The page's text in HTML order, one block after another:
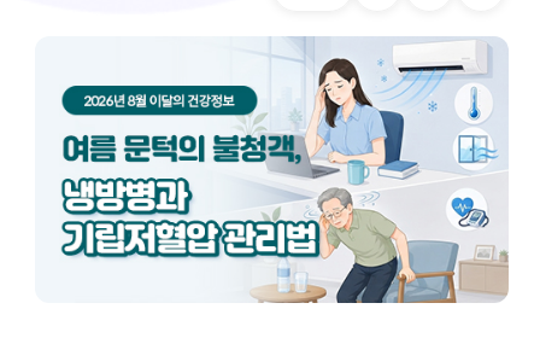
와 충분한 휴식을 통해 대부분 예방 및 관리할 수 있